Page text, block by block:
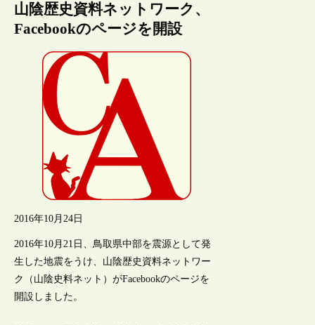
山陰歴史資料ネットワーク、
Facebookのページを開設
2016年10月24日
2016年10月21日、鳥取県中部を震源として発
生した地震をうけ、山陰歴史資料ネットワー
ク（山陰史料ネット）がFacebookのページを
開設しました。